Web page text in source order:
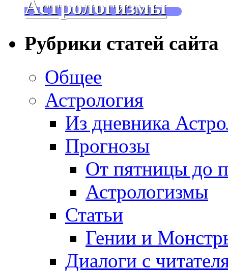
Астрологизмы
Рубрики статей сайта
Общее
Астрология
Из дневника
Прогнозы
От пятницы до
Астрологизмы
Статьи
Гении и
Диалоги с